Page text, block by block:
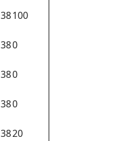
38100
380
380
380
3820